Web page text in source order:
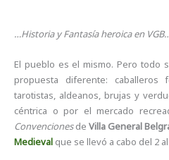
…Historia y Fantasía heroica en
El pueblo es el mismo. Pero todo
propuesta diferente: caballeros
tarotistas, aldeanos, brujas y
céntrica o por el mercado
ConvencionesdeVilla General
Medieval que se llevó a cabo del 2